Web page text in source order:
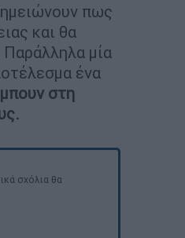
πως
και θα
Παράλληλα μία
ένα
στη
σχόλια θα